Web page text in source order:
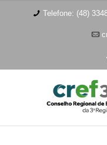
Telefone: (48)